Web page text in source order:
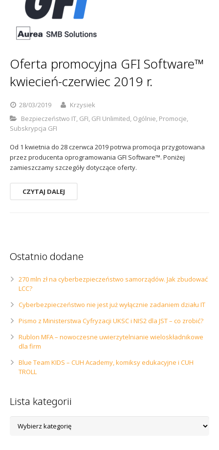
Oferta promocyjna GFI Software™
kwiecień-czerwiec 2019 r.
28/03/2019
Krzysiek
Bezpieczeństwo IT, GFI, GFI Unlimited, Ogólnie, Promocje,
Subskrypcja GFI
Od 1 kwietnia do 28 czerwca 2019 potrwa promocja przygotowana
przez producenta oprogramowania GFI Software™. Poniżej
zamieszczamy szczegóły dotyczące oferty.
CZYTAJ DALEJ
Ostatnio dodane
270 mln zł na cyberbezpieczeństwo samorządów. Jak zbudować
LCC?
Cyberbezpieczeństwo nie jest już wyłącznie zadaniem działu IT
Pismo z Ministerstwa Cyfryzacji UKSC i NIS2 dla JST – co zrobić?
Rublon MFA – nowoczesne uwierzytelnianie wieloskładnikowe
dla firm
Blue Team KIDS – CUH Academy, komiksy edukacyjne i CUH
TROLL
Lista kategorii
kategorii